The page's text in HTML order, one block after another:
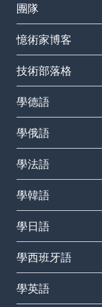
團隊
憶術家博客
技術部落格
學德語
學俄語
學法語
學韓語
學日語
學西班牙語
學英語